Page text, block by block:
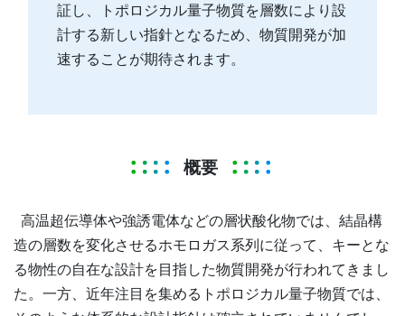
証し、トポロジカル量子物質を層数により設
計する新しい指針となるため、物質開発が加
速することが期待されます。
概要
高温超伝導体や強誘電体などの層状酸化物では、結晶構
造の層数を変化させるホモロガス系列に従って、キーとな
る物性の自在な設計を目指した物質開発が行われてきまし
た。一方、近年注目を集めるトポロジカル量子物質では、